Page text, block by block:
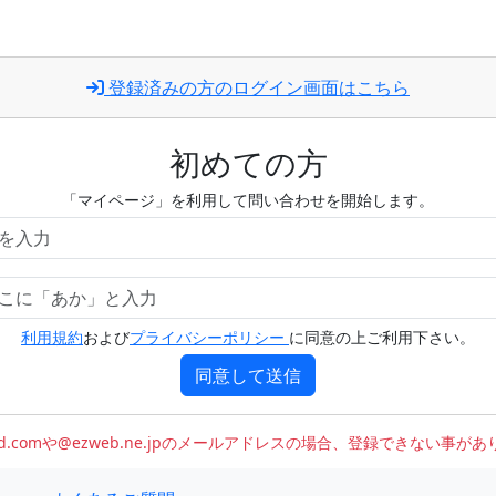
登録済みの方のログイン画面はこちら
初めての方
「マイページ」を利用して問い合わせを開始します。
利用規約およびプライバシーポリシー に同意の上ご利用下さい。
同意して送信
や@ezweb.ne.jpのメールアドレスの場合、登録できない事があ